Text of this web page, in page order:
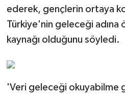
ederek, gençlerin ortaya
Türkiye'nin geleceği adına
kaynağı olduğunu söyledi.
'Veri geleceği okuyabilme